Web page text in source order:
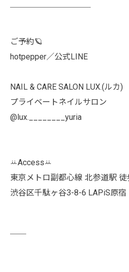
ご予約🪐
hotpepper／公式LINE
NAIL & CARE SALON LUX.(ルカ)
プライベートネイルサロン
@lux.________yuria
ꕁAccessꕁ
東京メトロ副都心線 北参道駅
渋谷区千駄ヶ谷3-8-6 LAPiS原